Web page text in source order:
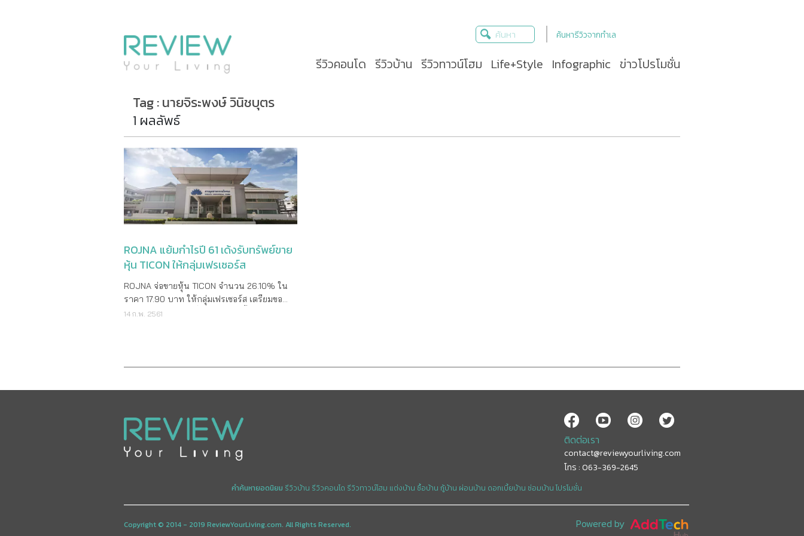
ค้นหารีวิวจากทำเล
รีวิวคอนโด รีวิวบ้าน รีวิวทาวน์โฮม Life+Style Infographic ข่าวโปรโมชั่น
Tag : นายจิระพงษ์ วินิชบุตร
1 ผลลัพธ์
ROJNA แย้มกำไรปี 61 เด้งรับทรัพย์ขาย
หุ้น TICON ให้กลุ่มเฟรเซอร์ส
ROJNA จ่อขายหุ้น TICON จำนวน 26.10% ใน
ราคา 17.90 บาท ให้กลุ่มเฟรเซอร์ส เตรียมขอ
อนุมัติผู้ถือหุ้นในวันที่ 23 มีนาคมนี้ คาดดำเนิน
หรือ ROJNA เปิดเผยว่า ล่าสุดเมื่อวันที่ 7
บริษัท (บอร์ด) ได้มีมติอนุมัติให้ขายหุ้นของ
(มหาชน) หรือ TICON ที่ปัจจุบันถืออยู่จำนวน
478,699,619 หุ้น คิดเป็นสัดส่วน 26.10% ใน
ราคา 17.90 บาทต่อหุ้น ซึ่งมีต้นทุนถือหุ้นอยู่ที่
14.27 บาทต่อหุ้น ให้กับบริษัท เฟรเซอร์ส แอส
การเข้าทำสัญญาซื้อขายหุ้น TICON กับ FAS
โดยสัญญาดังกล่าว อยู่ภายใต้เงื่อนไขบังคับก่อน
14 ก.พ. 2561
ติดต่อเรา
contact@reviewyourliving.com
โทร : 063-369-2645
คำค้นหายอดนิยม รีวิวบ้าน รีวิวคอนโด รีวิวทาวน์โฮม แต่งบ้าน ซื้อบ้าน กู้บ้าน ผ่อนบ้าน ดอกเบี้ยบ้าน ซ่อมบ้านโปรโมชั่น
Copyright © 2014 - 2019 ReviewYourLiving.com. All Rights Reserved. Powered by